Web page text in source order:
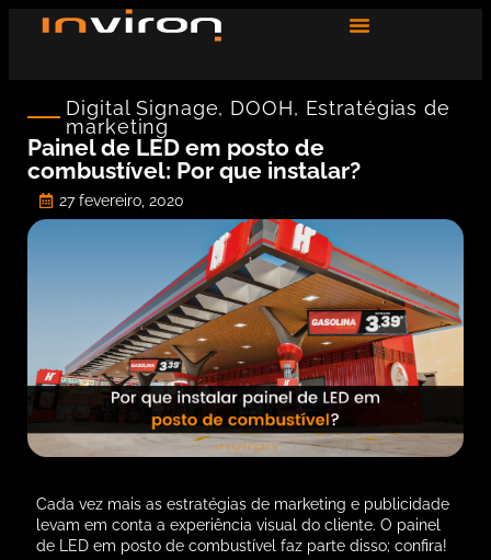
Digital Signage, DOOH, Estratégias de
marketing
Painel de LED em posto de
combustível: Por que instalar?
27 fevereiro, 2020
Cada vez mais as estratégias de marketing e publicidade
levam em conta a experiência visual do cliente. O painel
de LED em posto de combustível faz parte disso; confira!